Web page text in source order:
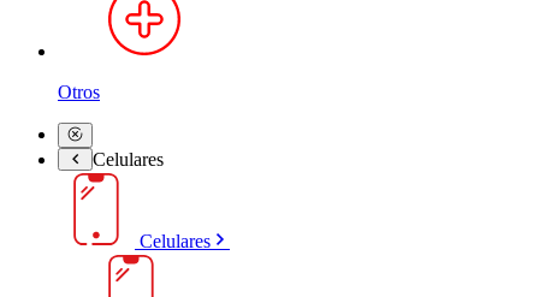
Otros
Celulares
Celulares